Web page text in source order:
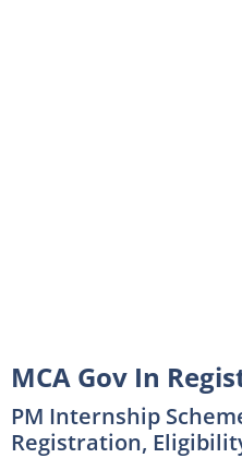
MCA Gov In
PM Internship
Registration,